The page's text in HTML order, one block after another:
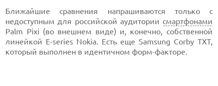
Ближайшие сравнения напрашиваются только с
недоступным для российской аудитории смартфонами
Palm Pixi (во внешнем виде) и, конечно, собственной
линейкой E-series Nokia. Есть еще Samsung Corby TXT,
который выполнен в идентичном форм-факторе.